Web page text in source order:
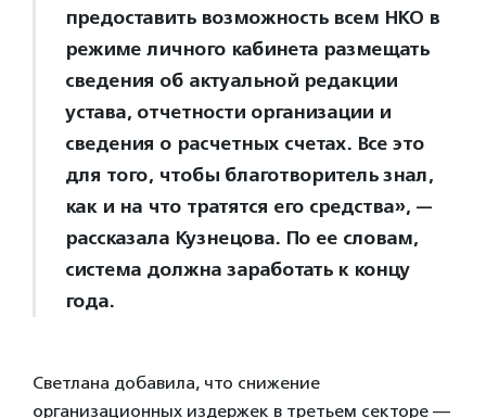
предоставить возможность всем НКО в
режиме личного кабинета размещать
сведения об актуальной редакции
устава, отчетности организации и
сведения о расчетных счетах. Все это
для того, чтобы благотворитель знал,
как и на что тратятся его средства», —
рассказала Кузнецова. По ее словам,
система должна заработать к концу
года.
Светлана добавила, что снижение
организационных издержек в третьем секторе —